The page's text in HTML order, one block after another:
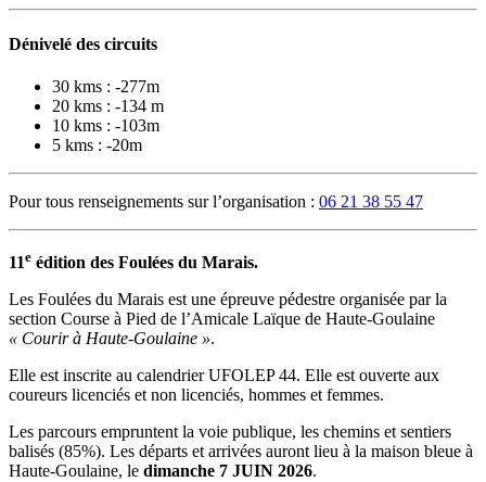
Dénivelé des circuits
30 kms : -277m
20 kms : -134 m
10 kms : -103m
5 kms : -20m
Pour tous renseignements sur l’organisation : 06 21 38 55 47
11e édition des Foulées du Marais.
Les Foulées du Marais est une épreuve pédestre organisée par la
section Course à Pied de l’Amicale Laïque de Haute-Goulaine
« Courir à Haute-Goulaine ».
Elle est inscrite au calendrier UFOLEP 44. Elle est ouverte aux
coureurs licenciés et non licenciés, hommes et femmes.
Les parcours empruntent la voie publique, les chemins et sentiers
balisés (85%). Les départs et arrivées auront lieu à la maison bleue à
Haute-Goulaine, le dimanche 7 JUIN 2026.